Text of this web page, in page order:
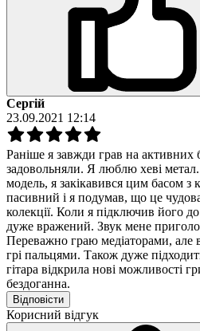
Сергій
23.09.2021 12:14
Раніше я завжди грав на активних
задовольняли. Я люблю хеві
модель, я закікавився цим басом з
пасивний і я подумав, що це
колекції. Коли я підключив його
дуже вражений. Звук мене
Переважно граю медіаторами, але
грі пальцями. Також дуже
гітара відкрила нові можливості
бездоганна.
Відповісти
Корисний відгук